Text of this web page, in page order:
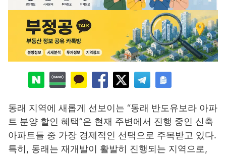
동래 지역에 새롭게 선보이는 “동래 반도유보라 아파
트 분양 할인 혜택”은 현재 주변에서 진행 중인 신축
아파트들 중 가장 경제적인 선택으로 주목받고 있다.
특히, 동래는 재개발이 활발히 진행되는 지역으로,